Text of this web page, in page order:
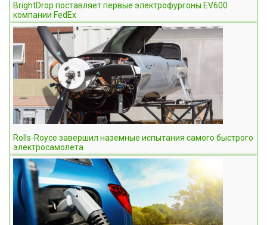
BrightDrop поставляет первые электрофургоны EV600
компании FedEx
Rolls-Royce завершил наземные испытания самого быстрого
электросамолета